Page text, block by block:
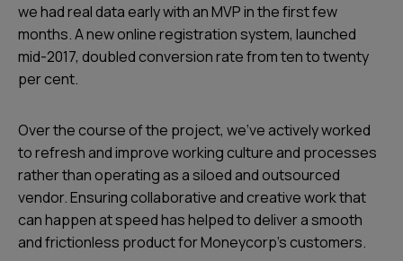
we had real data early with an MVP in the first few
months. A new online registration system, launched
mid-2017, doubled conversion rate from ten to twenty
per cent.
Over the course of the project, we’ve actively worked
to refresh and improve working culture and processes
rather than operating as a siloed and outsourced
vendor. Ensuring collaborative and creative work that
can happen at speed has helped to deliver a smooth
and frictionless product for Moneycorp’s customers.